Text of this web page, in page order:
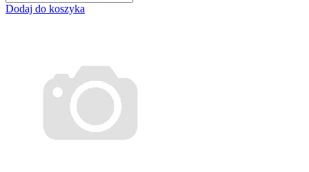
Dodaj do koszyka